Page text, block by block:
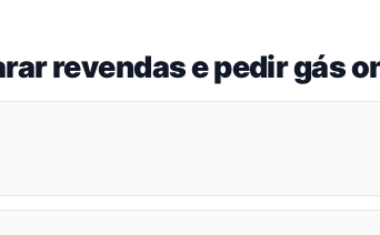
revendas e pedir gás